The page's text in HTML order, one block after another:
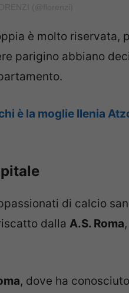
è molto riservata,
parigino abbiano
è la moglie Ilenia
di calcio
dalla A.S. Roma
, dove ha